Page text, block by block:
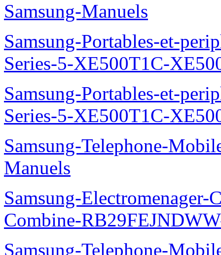
Samsung-Manuels
Samsung-Portables-et-
Series-5-XE500T1C-
Samsung-Portables-et-
Series-5-XE500T1C-
Samsung-Telephone-
Manuels
Samsung-Electromenager-
Combine-
Samsung-Telephone-